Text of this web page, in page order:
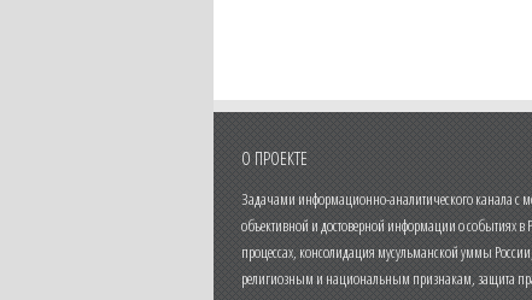
О ПРОЕКТЕ
Задачами информационно-аналитического канала с
объективной и достоверной информации о событиях
процессах, консолидация мусульманской уммы
религиозным и национальным признакам, защита